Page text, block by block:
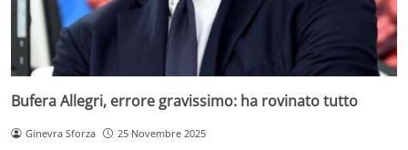
Bufera Allegri, errore gravissimo: ha rovinato tutto
Ginevra Sforza 25 Novembre 2025